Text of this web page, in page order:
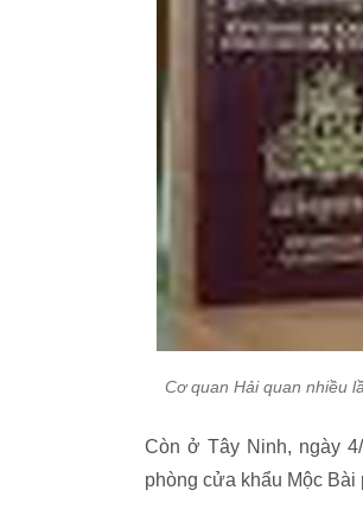
Cơ quan Hải quan nhiều
Còn ở Tây Ninh, ngày
phòng cửa khẩu Mộc